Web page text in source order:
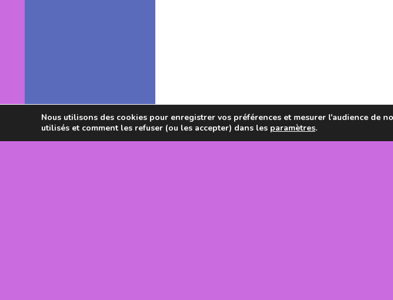
Nous utilisons des cookies pour enregistrer vos préférences et mesurer l'audience de
utilisés et comment les refuser (ou les accepter) dans les paramètres.